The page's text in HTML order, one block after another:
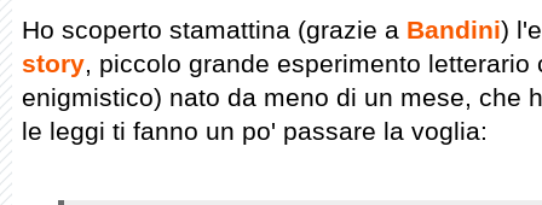
Ho scoperto stamattina (grazie a Bandini)
story, piccolo grande esperimento
enigmistico) nato da meno di un mese, che
le leggi ti fanno un po' passare la voglia: